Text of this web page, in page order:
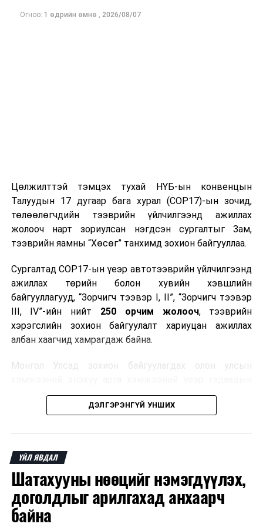
Огноо: 1 өдрийн өмнө , 2026/08/07
Цөлжилттэй тэмцэх тухай НҮБ-ын конвенцын
Талуудын 17 дугаар бага хурал (COP17)-ын зочид,
төлөөлөгчдийн тээврийн үйлчилгээнд ажиллах
жолооч нарт зориулсан нэгдсэн сургалтыг Зам,
тээврийн яамны “Хөсөг” танхимд зохион байгууллаа.
Сургалтад COP17-ын үеэр автотээврийн үйлчилгээнд
ажиллах төрийн болон хувийн хэвшлийн
байгууллагууд, “Зорчигч тээвэр I, II”, “Зорчигч тээвэр
III, IV”-ийн нийт 250 орчим жолооч, тээврийн
хэрэгслийн зохион байгуулалт хариуцан ажиллах
албан хаагчид хамрагдаж байна.
Монгол Улсад зохион байгуулагдах олон улсын
зочид, төлөөлөгчдөд аюулгүй, шуурхай, соёлтой,
мэргэжлийн түвшинд тээврийн үйлчилгээ үзүүлэх
зохион байгуулалтын онцлог, зочид, төлөөлөгчдийн
ангилал, үйлчилгээний стандарт, жолооч нарын үүрэг
хариуцлага, сахилга бат, үйлчилгээний соёл, ёс зүй,
мэргэжлийн харилцааны талаар нэгдсэн мэдээлэл
өгчээ.
ДЭЛГЭРЭНГҮЙ УНШИХ
ҮЙЛ ЯВДАЛ
Шатахууны нөөцийг нэмэгдүүлэх,
доголдлыг арилгахад анхаарч
байна